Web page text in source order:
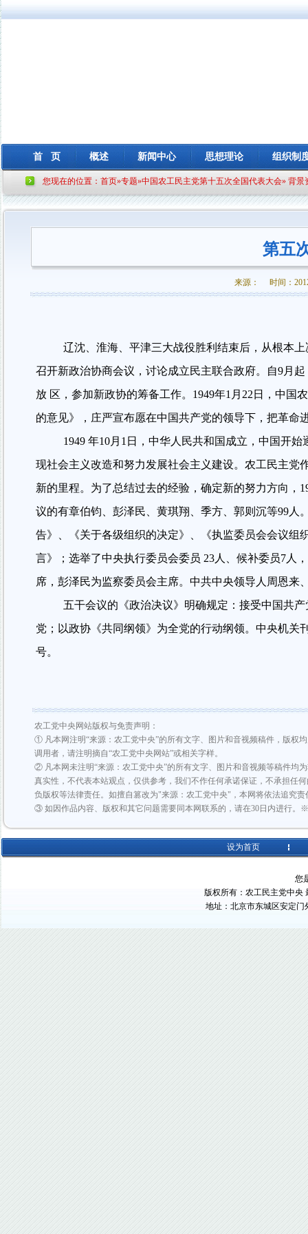
首 页 概述 新闻中心 思想理论 组织制
您现在的位置： 首页»专题»中国农工民主党第十五次全国代表大会» 背景
第五
来源： 时间：
辽沈、淮海、平津三大战役胜利结束后，从根本
召开新政治协商会议，讨论成立民主联合政府。自9月起
放 区，参加新政协的筹备工作。 1949年1 月 22 日，中国
的意见》，庄严宣布愿在中国共产党的领导下，把革命
1949 年10月 1 日，中华人民共和国成立，中国开
现社会主义改造和努力发展社会主义建设。农工民主党
新的里程。为了总结过去的经验，确定新的努力方向，
议的有章伯钧、彭泽民、黄琪翔、季方、郭则沉等99人
告》、《关于各级组织的决定》、《执监委员会会议组
言》；选举了中央执行委员会委员 23人、候补委员7人
席，彭泽民为监察委员会主席。中共中央领导人周恩来
五干会议的《政治决议》明确规定：接受中国共
党；以政协《共同纲领》为全党的行动纲领。中央机
号。
农工党中央网站版权与免责声明：
① 凡本网注明“来源：农工党中央”的所有文字、图片和音视频稿件，版权
调用者，请注明摘自“农工党中央网站”或相关字样。
② 凡本网未注明“来源：农工党中央”的所有文字、图片和音视频等稿件均
真实性，不代表本站观点，仅供参考，我们不作任何承诺保证，不承担任
负版权等法律责任。如擅自篡改为"来源：农工党中央"，本网将依法追究责
③ 如因作品内容、版权和其它问题需要同本网联系的，请在30日内进行。※
设为首页
您
版权所有：农工民主党中央
地址：北京市东城区安定